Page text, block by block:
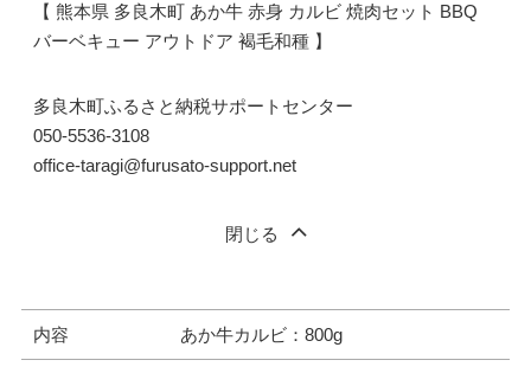
【 熊本県 多良木町 あか牛 赤身 カルビ 焼肉セット BBQ
バーベキュー アウトドア 褐毛和種 】
多良木町ふるさと納税サポートセンター
050-5536-3108
office-taragi@furusato-support.net
閉じる
内容 あか牛カルビ：800g